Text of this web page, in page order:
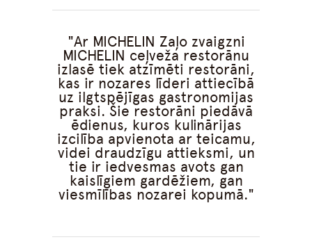
Ar MICHELIN Zaļo zvaigzni
MICHELIN ceļveža restorānu
izlasē tiek atzīmēti restorāni,
kas ir nozares līderi attiecībā
uz ilgtspējīgas gastronomijas
praksi. Šie restorāni piedāvā
ēdienus, kuros kulinārijas
izcilība apvienota ar teicamu,
videi draudzīgu attieksmi, un
tie ir iedvesmas avots gan
kaislīgiem gardēžiem, gan
viesmīlības nozarei kopumā.